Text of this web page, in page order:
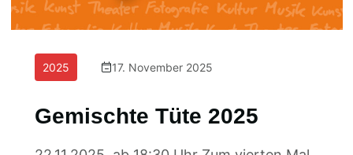
2025 17. November 2025
Gemischte Tüte 2025